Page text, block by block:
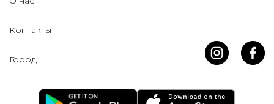
Контакты
Город